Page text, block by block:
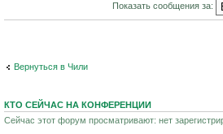
Показать сообщения за:
Вернуться в Чили
КТО СЕЙЧАС НА КОНФЕРЕНЦИИ
Сейчас этот форум просматривают: нет